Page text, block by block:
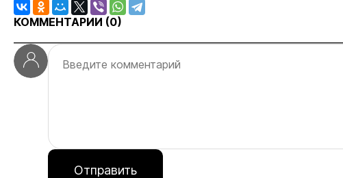
КОММЕНТАРИИ (0)
Отправить